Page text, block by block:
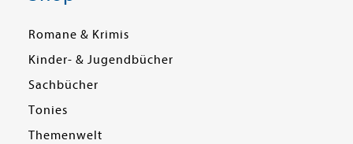
Romane & Krimis
Kinder- & Jugendbücher
Sachbücher
Tonies
Themenwelt